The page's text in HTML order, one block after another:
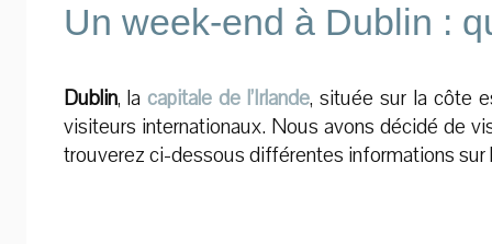
Un week-end à Dublin :
Dublin, la capitale de l’Irlande, située sur la côte
visiteurs internationaux. Nous avons décidé de
trouverez ci-dessous différentes informations sur